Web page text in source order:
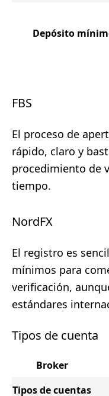
Depósito
FBS
El proceso de
rápido, claro y
procedimiento de
tiempo.
NordFX
El registro es
mínimos para
verificación,
estándares
Tipos de cuenta
Broker
Tipos de cuentas